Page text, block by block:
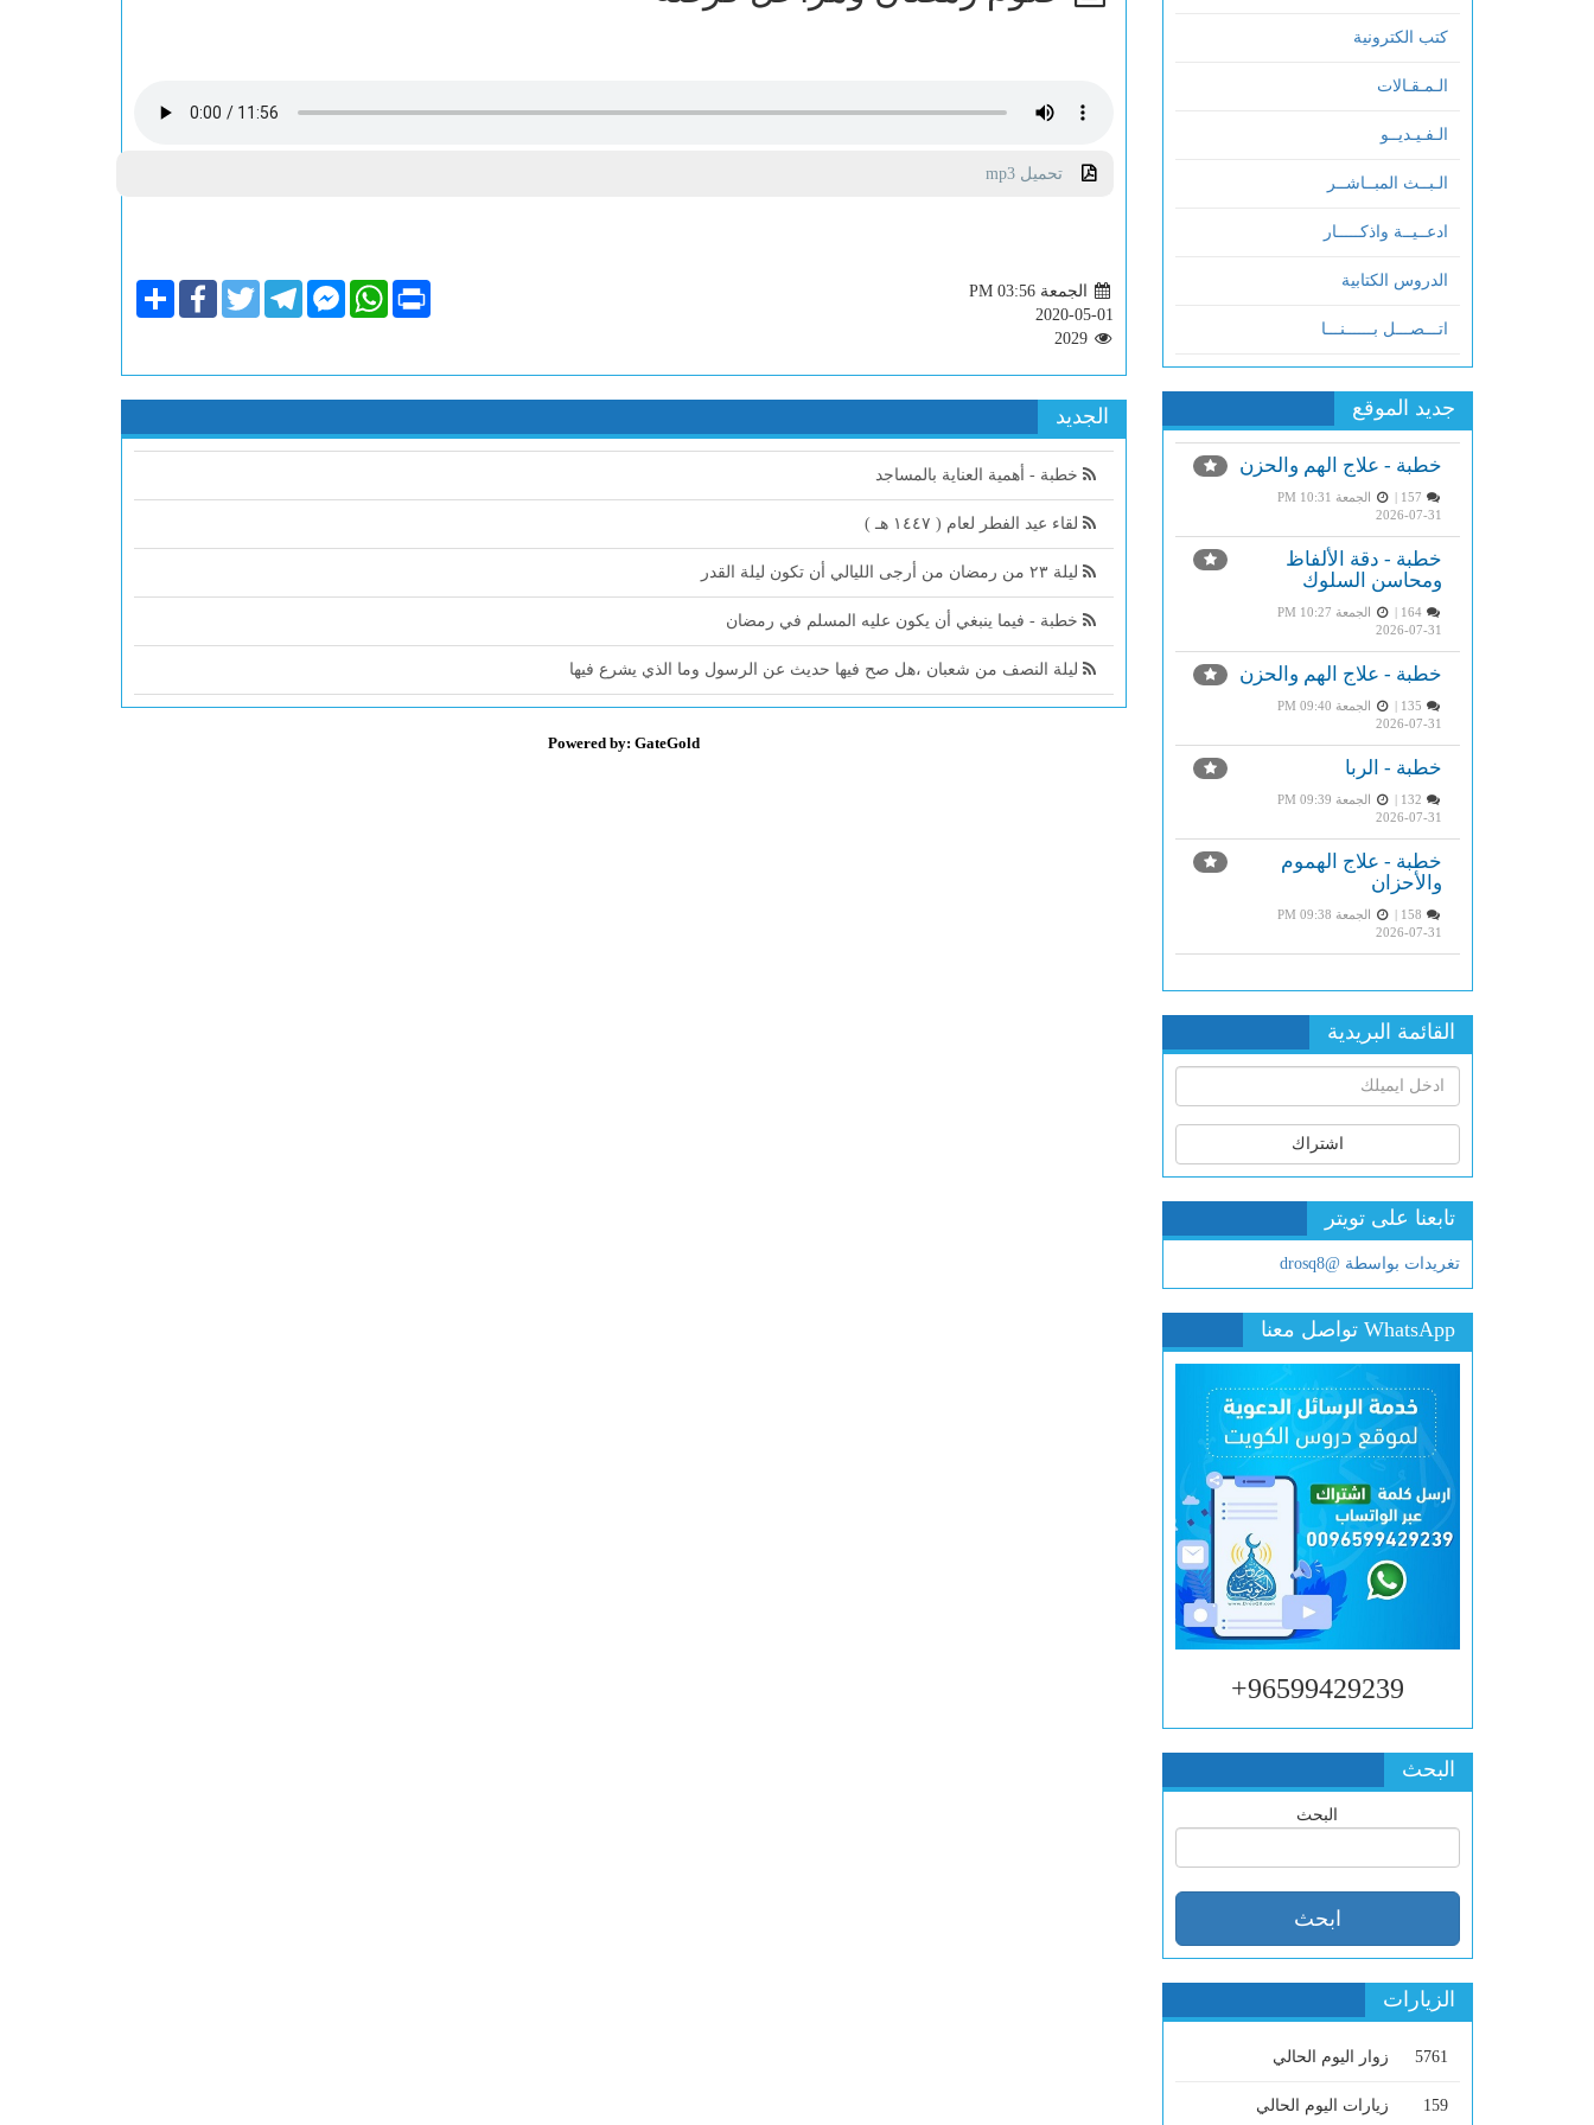
كتب الكترونية
الـمـقـالات
الـفـيـديــو
الـبــث المبــاشــر
ادعــيــة واذكـــــار
الدروس الكتابية
اتـــصـــل بــــــنـــا
جديد الموقع
خطبة - علاج الهم والحزن
الجمعة PM 10:31
2026-07-31
خطبة - دقة الألفاظ
ومحاسن السلوك
164 |
الجمعة PM 10:27
2026-07-31
خطبة - علاج الهم والحزن
الجمعة PM 09:40
2026-07-31
خطبة - الربا
الجمعة PM 09:39
2026-07-31
خطبة - علاج الهموم
والأحزان
الجمعة PM 09:38
2026-07-31
القائمة البريدية
اشتراك
تابعنا على تويتر
تغريدات بواسطة @drosq8
WhatsApp تواصل معنا
96599429239+
البحث
البحث
الزيارات
5761 زوار اليوم الحالي
159 زيارات اليوم الحالي
تحميل mp3
الجمعة PM 03:56
2020-05-01
2029
ShareFacebookTwitterTelegramFacebook
Messenger
WhatsApp Print
الجديد
خطبة - أهمية العناية بالمساجد
لقاء عيد الفطر لعام ( ١٤٤٧ هـ )
ليلة ٢٣ من رمضان من أرجى الليالي أن تكون ليلة القدر
خطبة - فيما ينبغي أن يكون عليه المسلم في رمضان
ليلة النصف من شعبان ،هل صح فيها حديث عن الرسول وما الذي يشرع فيها
Powered by: GateGold